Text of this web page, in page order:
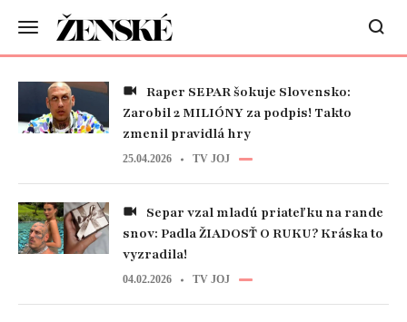
Zarobil 2 MILIÓNY za podpis! Takto
zmenil pravidlá hry
25.04.2026 TV JOJ
snov: Padla ŽIADOSŤ O RUKU? Kráska to
vyzradila!
04.02.2026 TV JOJ